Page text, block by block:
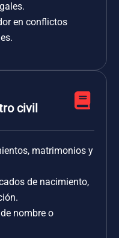
en conflictos
civil
matrimonios y
de nacimiento,
nombre o